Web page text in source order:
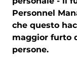
Personnel
che questo
maggior furto
persone.